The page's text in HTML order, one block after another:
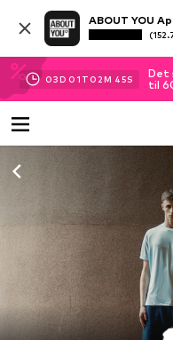
ABOUT YOU
03D 01 T 02M 43S
Det
til